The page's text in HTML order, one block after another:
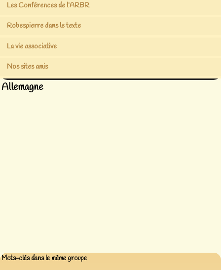
Les Conférences de l’ARBR
Robespierre dans le texte
La vie associative
Nos sites amis
Allemagne
Mots-clés dans le même groupe